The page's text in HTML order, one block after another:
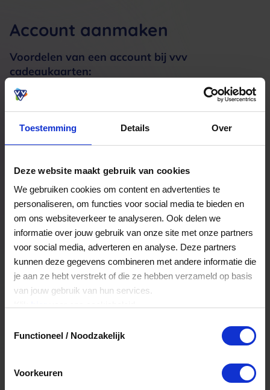
Toestemming Details Over
Deze website maakt gebruik van cookies
We gebruiken cookies om content en advertenties te
personaliseren, om functies voor social media te bieden en
om ons websiteverkeer te analyseren. Ook delen we
informatie over jouw gebruik van onze site met onze partners
voor social media, adverteren en analyse. Deze partners
kunnen deze gegevens combineren met andere informatie die
je aan ze hebt verstrekt of die ze hebben verzameld op basis
van jouw gebruik van hun services.
Functioneel / Noodzakelijk
Voorkeuren
Account aanmaken
Voordelen van een account bij vvv
cadeaukaarten:
Meerdere adressen registreren
Een bestelling volgen
Nog veel meer...
Maak account aan